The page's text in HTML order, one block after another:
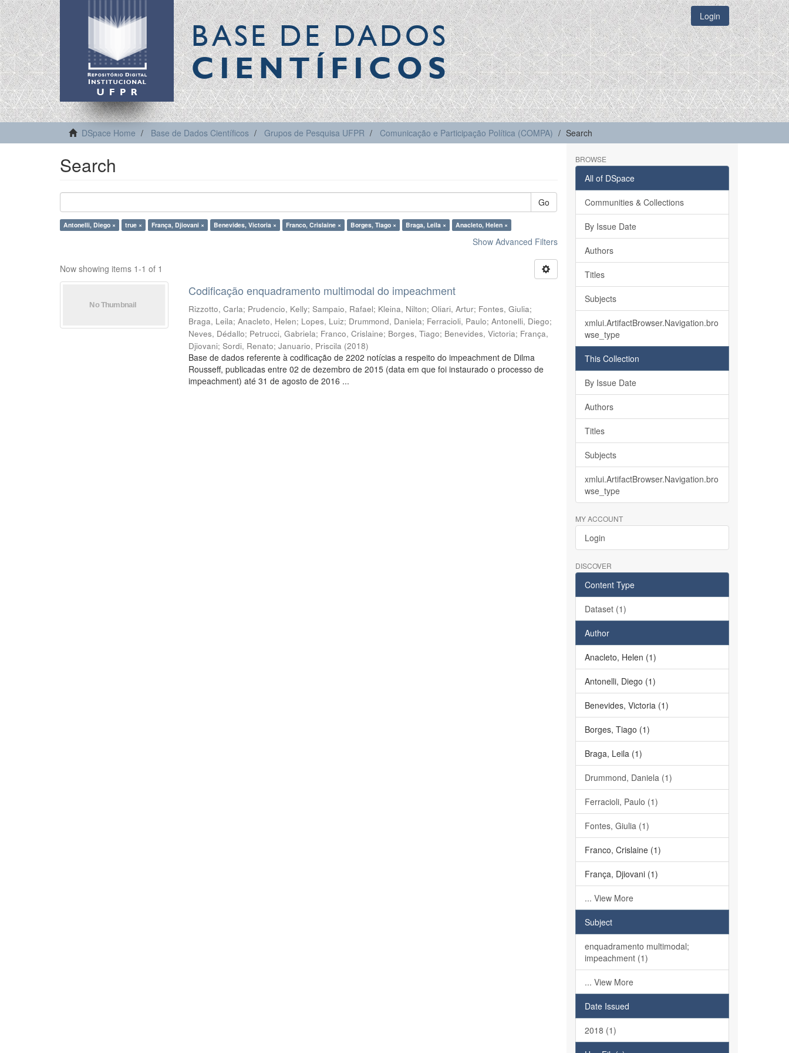
BASE DE DADOS
CIENTÍFICOS
Login
DSpace Home Base de Dados Científicos Grupos de Pesquisa UFPR Comunicação e Participação Política (COMPA) Search
Search
Go
Antonelli, Diego × true × França, Djiovani × Benevides, Victoria × Franco, Crislaine × Borges, Tiago × Braga, Leila × Anacleto, Helen ×
Show Advanced Filters
Now showing items 1-1 of 1
Codificação enquadramento multimodal do impeachment
Rizzotto, Carla; Prudencio, Kelly;Sampaio, Rafael; Kleina, Nilton;Oliari, Artur; Fontes, Giulia;
Braga, Leila;Anacleto, Helen; Lopes, Luiz; Drummond, Daniela; Ferracioli, Paulo;Antonelli, Diego;
Neves, Dédallo; Petrucci, Gabriela; Franco, Crislaine; Borges, Tiago; Benevides, Victoria; França,
Djiovani;Sordi, Renato;Januario, Priscila (2018)
Base de dados referente à codificação de 2202 notícias a respeito do impeachment de Dilma
Rousseff, publicadas entre 02 de dezembro de 2015 (data em que foi instaurado o processo de
impeachment) até 31 de agosto de 2016 ...
BROWSE
All of DSpace
Communities & Collections
By Issue Date
Authors
Titles
Subjects
xmlui.ArtifactBrowser.Navigation.bro
wse_type
This Collection
By Issue Date
Authors
Titles
Subjects
xmlui.ArtifactBrowser.Navigation.bro
wse_type
MY ACCOUNT
Login
DISCOVER
Content Type
Dataset (1)
Author
Anacleto, Helen (1)
Antonelli, Diego (1)
Benevides, Victoria (1)
Borges, Tiago (1)
Braga, Leila (1)
Drummond, Daniela (1)
Ferracioli, Paulo (1)
Fontes, Giulia (1)
Franco, Crislaine (1)
França, Djiovani (1)
... View More
Subject
enquadramento multimodal;
impeachment (1)
... View More
Date Issued
2018 (1)